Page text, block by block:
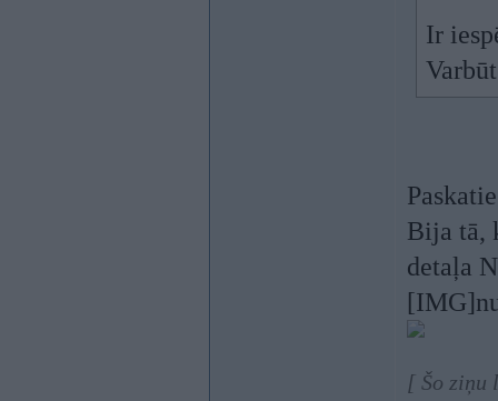
Ir
Bija tā,
detaļa
[ Šo ziņu